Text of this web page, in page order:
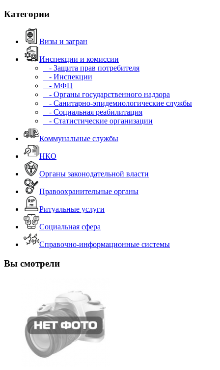
Категории
Визы и загран
Инспекции и комиссии
- Защита прав потребителя
- Инспекции
- МФЦ
- Органы государственного надзора
- Санитарно-эпидемиологические службы
- Социальная реабилитация
- Статистические организации
Коммунальные службы
НКО
Органы законодательной власти
Правоохранительные органы
Ритуальные услуги
Социальная сфера
Справочно-информационные системы
Вы смотрели